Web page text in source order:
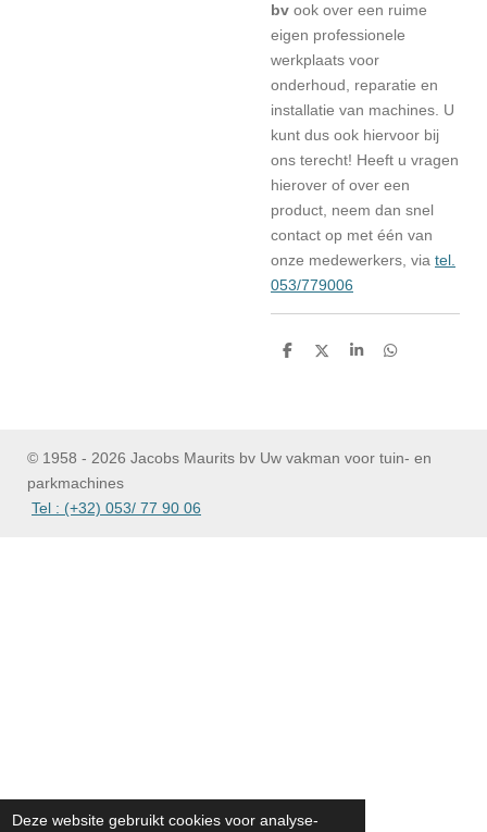
Deze website gebruikt cookies voor analyse-
bv ook over een ruime
eigen professionele
werkplaats voor
onderhoud, reparatie en
installatie van machines. U
kunt dus ook hiervoor bij
ons terecht! Heeft u vragen
hierover of over een
product, neem dan snel
contact op met één van
onze medewerkers, via tel.
053/779006
D
D
S
D
© 1958 - 2026 Jacobs Maurits bv Uw vakman voor tuin- en
parkmachines
Tel : (+32) 053/ 77 90 06